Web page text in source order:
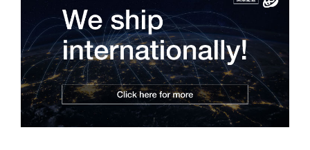
・ドット欠けがないこと。
・表示の視認性に異常がないこと。
・各設定の初期化、および画面データのフォーマットが行えるこ
と。
・USB HOST（PRINTERポート）未確認です。